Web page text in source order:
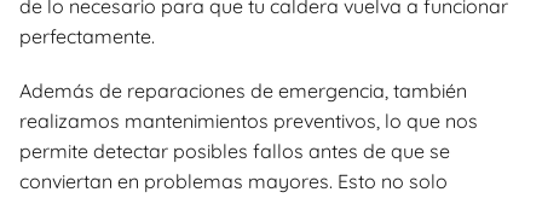
de lo necesario para que tu caldera vuelva a funcionar
perfectamente.
Además de reparaciones de emergencia, también
realizamos mantenimientos preventivos, lo que nos
permite detectar posibles fallos antes de que se
conviertan en problemas mayores. Esto no solo